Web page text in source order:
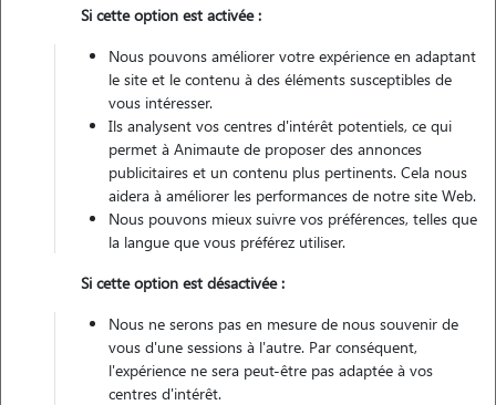
Pas d'animaux Appartement
Non véhiculé
Gardes réalisées
Contacter
L'envoi d'une demande est sans engagement
Si cette option est activée :
Nous pouvons améliorer votre expérience en adaptant
le site et le contenu à des éléments susceptibles de
vous intéresser.
Ils analysent vos centres d'intérêt potentiels, ce qui
permet à Animaute de proposer des annonces
publicitaires et un contenu plus pertinents. Cela nous
aidera à améliorer les performances de notre site Web.
Nous pouvons mieux suivre vos préférences, telles que
la langue que vous préférez utiliser.
Si cette option est désactivée :
Nous ne serons pas en mesure de nous souvenir de
vous d'une sessions à l'autre. Par conséquent,
l'expérience ne sera peut-être pas adaptée à vos
centres d'intérêt.